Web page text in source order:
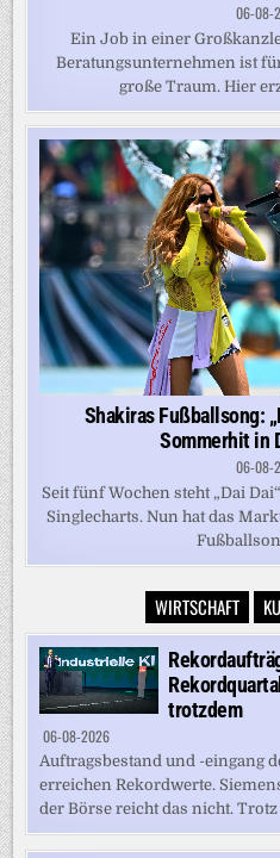
06-08-
Ein Job in einer
Beratungsunternehmen ist
große Traum. Hier
Shakiras Fußballsong:
Sommerhit in
06-08-
Seit fünf Wochen steht „Dai
Singlecharts. Nun hat das
WIRTSCHAFT
trotzdem
06-08-2026
Auftragsbestand und -eingang
erreichen Rekordwerte.
der Börse reicht das nicht. Trotz